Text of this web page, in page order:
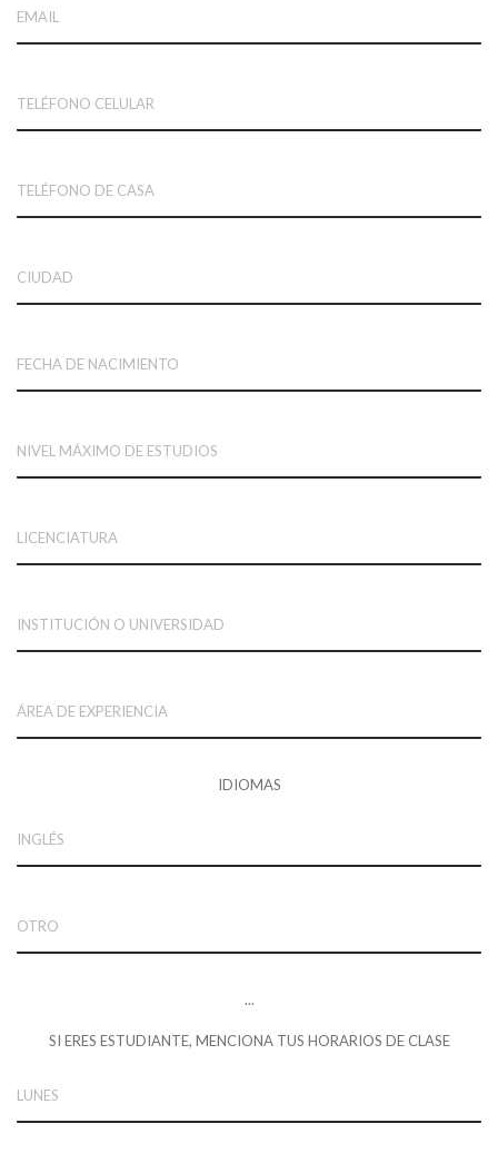
IDIOMAS
...
SI ERES ESTUDIANTE, MENCIONA TUS HORARIOS DE CLASE